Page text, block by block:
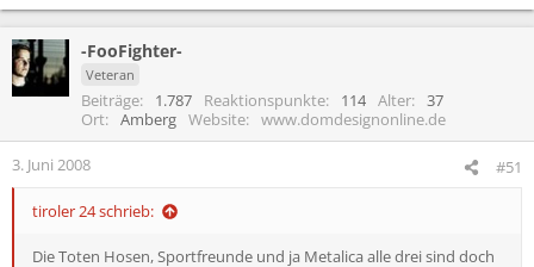
-FooFighter-
Veteran
Beiträge 1.787 Reaktionspunkte 114 Alter
37
Ort
Amberg Website www.domdesignonline.de
3. Juni 2008 #51
tiroler 24 schrieb:
Die Toten Hosen, Sportfreunde und ja Metalica alle drei sind doch